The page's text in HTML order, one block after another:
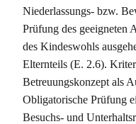
Niederlassungs- bzw.
Prüfung des geeigneten
des Kindeswohls
Elternteils (E. 2.6).
Betreuungskonzept als
Obligatorische Prüfung
Besuchs- und